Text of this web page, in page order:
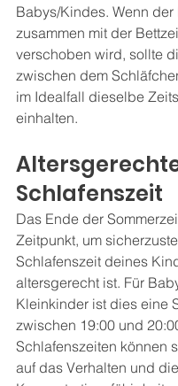
Babys/Kindes. Wenn
zusammen mit der
verschoben wird, sollte
zwischen dem
im Idealfall dieselbe
einhalten.
Schlafenszeit
Das Ende der
Zeitpunkt, um
Schlafenszeit deines
altersgerecht ist. Für
Kleinkinder ist dies eine
zwischen 19:00 und
Schlafenszeiten können
auf das Verhalten und die